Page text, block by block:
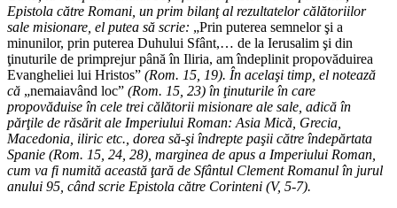
Epistola către Romani, un prim bilanţ al rezultatelor călătoriilor
sale misionare, el putea să scrie: „Prin puterea semnelor şi a
minunilor, prin puterea Duhului Sfânt,… de la Ierusalim şi din
ţinuturile de primprejur până în Iliria, am îndeplinit propovăduirea
Evangheliei lui Hristos” (Rom. 15, 19). În acelaşi timp, el notează
că „nemaiavând loc” (Rom. 15, 23) în ţinuturile în care
propovăduise în cele trei călătorii misionare ale sale, adică în
părţile de răsărit ale Imperiului Roman: Asia Mică, Grecia,
Macedonia, iliric etc., dorea să-şi îndrepte paşii către îndepărtata
Spanie (Rom. 15, 24, 28), marginea de apus a Imperiului Roman,
cum va fi numită această ţară de Sfântul Clement Romanul în jurul
anului 95, când scrie Epistola către Corinteni (V, 5-7).